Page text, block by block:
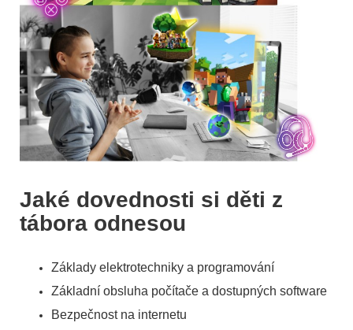
Jaké dovednosti si děti z
tábora odnesou
Základy elektrotechniky a programování
Základní obsluha počítače a dostupných software
Bezpečnost na internetu